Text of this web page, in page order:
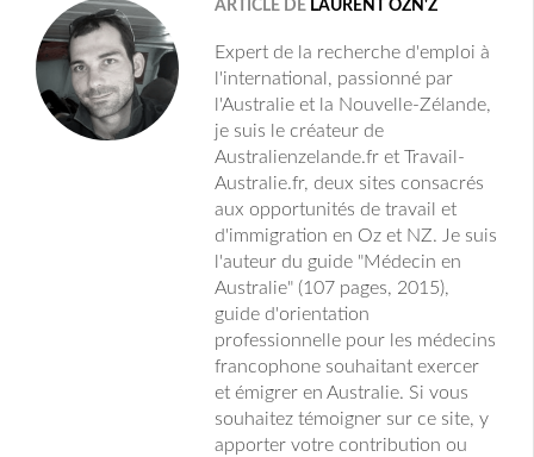
ARTICLE DE LAURENT OZN'Z
Expert de la recherche d'emploi à
l'international, passionné par
l'Australie et la Nouvelle-Zélande,
je suis le créateur de
Australienzelande.fr et Travail-
Australie.fr, deux sites consacrés
aux opportunités de travail et
d'immigration en Oz et NZ. Je suis
l'auteur du guide "Médecin en
Australie" (107 pages, 2015),
guide d'orientation
professionnelle pour les médecins
francophone souhaitant exercer
et émigrer en Australie. Si vous
souhaitez témoigner sur ce site, y
apporter votre contribution ou